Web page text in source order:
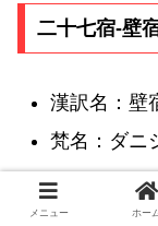
二十七宿-壁
漢訳名：壁
梵名：ダニ
都市を築く事
メニュー ホー